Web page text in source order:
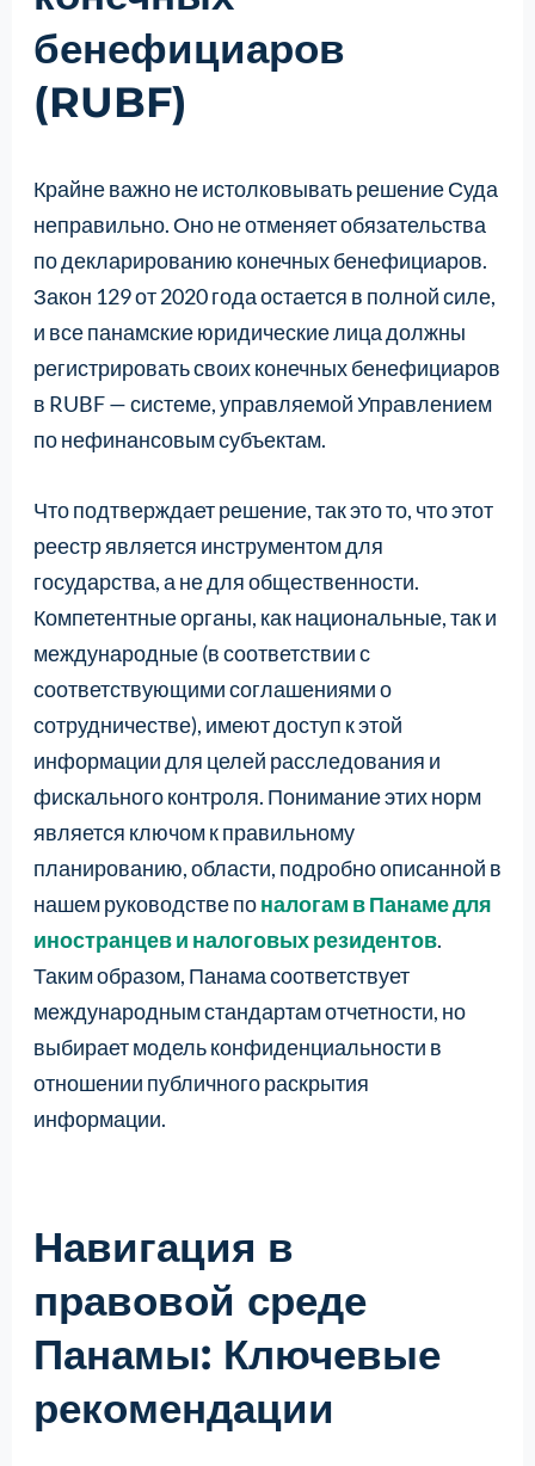
бенефициаров
(RUBF)
Крайне важно не истолковывать решение Суда
неправильно. Оно не отменяет обязательства
по декларированию конечных бенефициаров.
Закон 129 от 2020 года остается в полной силе,
и все панамские юридические лица должны
регистрировать своих конечных бенефициаров
в RUBF — системе, управляемой Управлением
по нефинансовым субъектам.
Что подтверждает решение, так это то, что этот
реестр является инструментом для
государства, а не для общественности.
Компетентные органы, как национальные, так и
международные (в соответствии с
соответствующими соглашениями о
сотрудничестве), имеют доступ к этой
информации для целей расследования и
фискального контроля. Понимание этих норм
является ключом к правильному
планированию, области, подробно описанной в
нашем руководстве поналогам в Панаме для
иностранцев и налоговых резидентов.
Таким образом, Панама соответствует
международным стандартам отчетности, но
выбирает модель конфиденциальности в
отношении публичного раскрытия
информации.
Навигация в
правовой среде
Панамы: Ключевые
рекомендации